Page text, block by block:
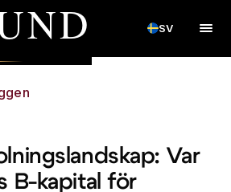
SV
Var
B-kapital för